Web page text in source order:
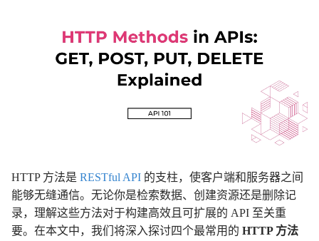
HTTP 方法是 RESTful API 的支柱，使客户端和服务器之间
能够无缝通信。无论你是检索数据、创建资源还是删除记
录，理解这些方法对于构建高效且可扩展的 API 至关重
要。在本文中，我们将深入探讨四个最常用的 HTTP 方法